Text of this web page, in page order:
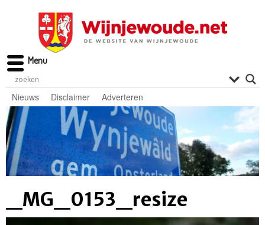
Nieuws Disclaimer Adverteren
_MG_0153_resize
Menu